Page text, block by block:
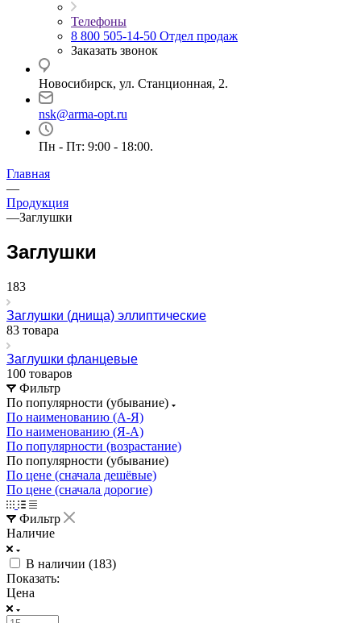
Телефоны
8 800 505-14-50 Отдел продаж
Заказать звонок
Новосибирск, ул. Станционная, 2.
nsk@arma-opt.ru
Пн - Пт: 9:00 - 18:00.
Главная
—
Продукция
—Заглушки
Заглушки
183
Заглушки (днища) эллиптические
83 товара
Заглушки фланцевые
100 товаров
Фильтр
По популярности (убывание)
По наименованию (А-Я)
По наименованию (Я-А)
По популярности (возрастание)
По популярности (убывание)
По цене (сначала дешёвые)
По цене (сначала дорогие)
Фильтр
Наличие
В наличии (183)
Показать:
Цена